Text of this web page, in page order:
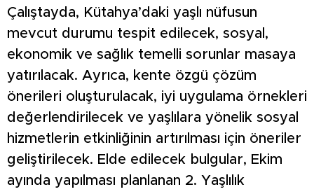
Çalıştayda, Kütahya’daki yaşlı nüfusun
mevcut durumu tespit edilecek, sosyal,
ekonomik ve sağlık temelli sorunlar masaya
yatırılacak. Ayrıca, kente özgü çözüm
önerileri oluşturulacak, iyi uygulama örnekleri
değerlendirilecek ve yaşlılara yönelik sosyal
hizmetlerin etkinliğinin artırılması için öneriler
geliştirilecek. Elde edilecek bulgular, Ekim
ayında yapılması planlanan 2. Yaşlılık